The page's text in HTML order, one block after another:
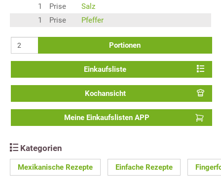
1
Prise
Salz
1
Prise Pfeffer
Portionen
Einkaufsliste
Kochansicht
Meine Einkaufslisten APP
Kategorien
Mexikanische Rezepte Einfache Rezepte